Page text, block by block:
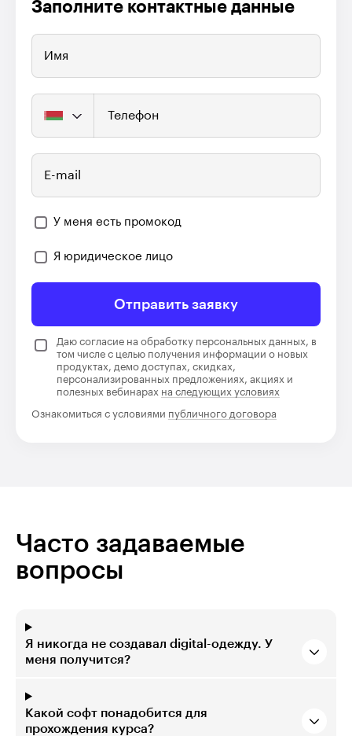
Заполните контактные данные
Имя
Телефон
E-mail
У меня есть промокод
Я юридическое лицо
Отправить заявку
Даю согласие на обработку персональных данных, в
том числе с целью получения информации о новых
продуктах, демо доступах, скидках,
персонализированных предложениях, акциях и
полезных вебинарах на следующих условиях
Ознакомиться с условиями публичного договора
Часто задаваемые
вопросы
Я никогда не создавал digital-одежду. У
меня получится?
Какой софт понадобится для
прохождения курса?